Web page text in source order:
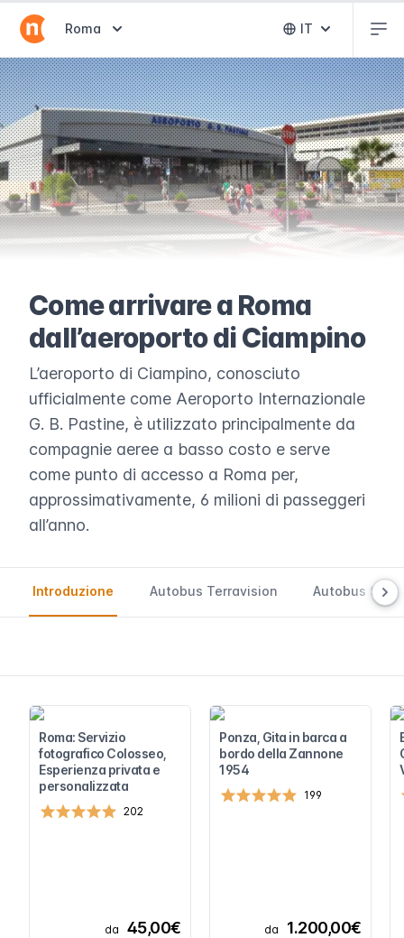
Abrir selector de destinos
Roma Abrir selector
IT
Come arrivare a Roma
dall’aeroporto di Ciampino
L’aeroporto di Ciampino, conosciuto
ufficialmente come Aeroporto Internazionale
G. B. Pastine, è utilizzato principalmente da
compagnie aeree a basso costo e serve
come punto di accesso a Roma per,
approssimativamente, 6 milioni di passeggeri
all’anno.
Introduzione Autobus Terravision Autobus SIT
Roma: Servizio
fotografico Colosseo,
Esperienza privata e
personalizzata
202
da 45,00€
Ponza, Gita in barca a
bordo della Zannone
1954
199
da 1.200,00€